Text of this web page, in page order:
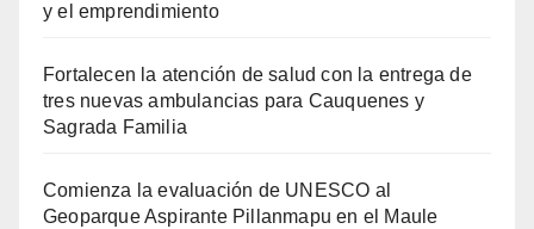
y el emprendimiento
Fortalecen la atención de salud con la entrega de
tres nuevas ambulancias para Cauquenes y
Sagrada Familia
Comienza la evaluación de UNESCO al
Geoparque Aspirante Pillanmapu en el Maule